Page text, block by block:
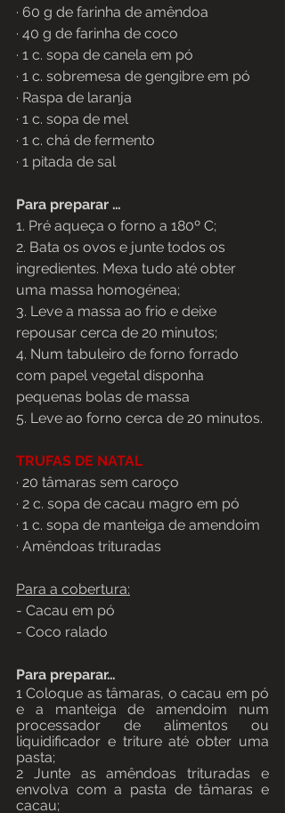
· 60 g de farinha de amêndoa
· 40 g de farinha de coco
· 1 c. sopa de canela em pó
· 1 c. sobremesa de gengibre em pó
· Raspa de laranja
· 1 c. sopa de mel
· 1 c. chá de fermento
· 1 pitada de sal
Para preparar …
1. Pré aqueça o forno a 180º C;
2. Bata os ovos e junte todos os
ingredientes. Mexa tudo até obter
uma massa homogénea;
3. Leve a massa ao frio e deixe
repousar cerca de 20 minutos;
4. Num tabuleiro de forno forrado
com papel vegetal disponha
pequenas bolas de massa
5. Leve ao forno cerca de 20 minutos.
TRUFAS DE NATAL
· 20 tâmaras sem caroço
· 2 c. sopa de cacau magro em pó
· 1 c. sopa de manteiga de amendoim
· Amêndoas trituradas
Para a cobertura:
- Cacau em pó
- Coco ralado
Para preparar…
1 Coloque as tâmaras, o cacau em pó
e a manteiga de amendoim num
processador de alimentos ou
liquidificador e triture até obter uma
pasta;
2 Junte as amêndoas trituradas e
envolva com a pasta de tâmaras e
cacau;